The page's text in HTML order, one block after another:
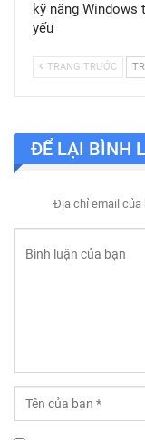
kỹ năng Windows
yếu
TRANG TRƯỚC
ĐỂ LẠI BÌNH
Địa chỉ email của